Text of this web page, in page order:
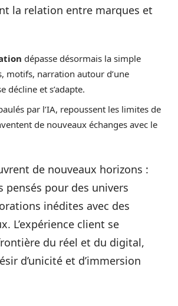
la relation entre marques et
dépasse désormais la simple
motifs, narration autour d’une
décline et s’adapte.
par l’IA, repoussent les limites de
de nouveaux échanges avec le
de nouveaux horizons :
pensés pour des univers
inédites avec des
L’expérience client se
du réel et du digital,
d’unicité et d’immersion